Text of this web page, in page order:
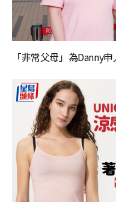
「非常父母」為Danny